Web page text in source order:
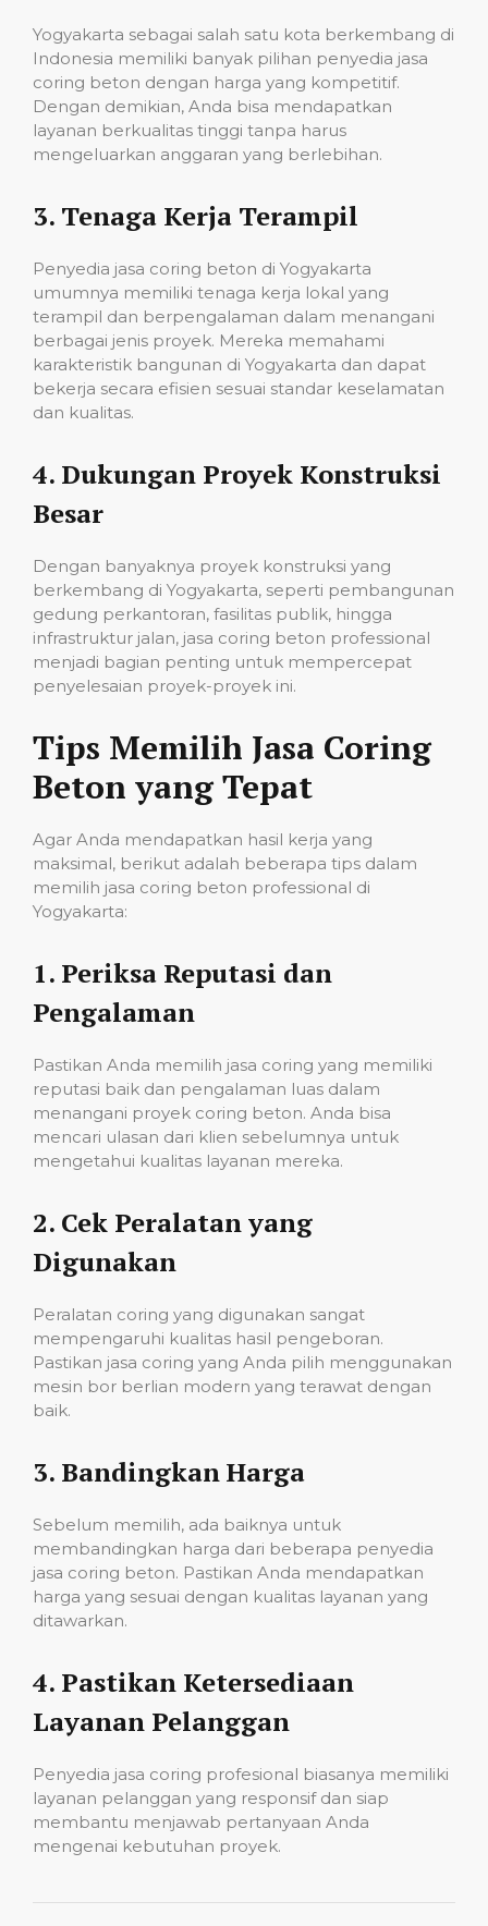
Yogyakarta sebagai salah satu kota berkembang di
Indonesia memiliki banyak pilihan penyedia jasa
coring beton dengan harga yang kompetitif.
Dengan demikian, Anda bisa mendapatkan
layanan berkualitas tinggi tanpa harus
mengeluarkan anggaran yang berlebihan.
3. Tenaga Kerja Terampil
Penyedia jasa coring beton di Yogyakarta
umumnya memiliki tenaga kerja lokal yang
terampil dan berpengalaman dalam menangani
berbagai jenis proyek. Mereka memahami
karakteristik bangunan di Yogyakarta dan dapat
bekerja secara efisien sesuai standar keselamatan
dan kualitas.
4. Dukungan Proyek Konstruksi
Besar
Dengan banyaknya proyek konstruksi yang
berkembang di Yogyakarta, seperti pembangunan
gedung perkantoran, fasilitas publik, hingga
infrastruktur jalan, jasa coring beton professional
menjadi bagian penting untuk mempercepat
penyelesaian proyek-proyek ini.
Tips Memilih Jasa Coring
Beton yang Tepat
Agar Anda mendapatkan hasil kerja yang
maksimal, berikut adalah beberapa tips dalam
memilih jasa coring beton professional di
Yogyakarta:
1. Periksa Reputasi dan
Pengalaman
Pastikan Anda memilih jasa coring yang memiliki
reputasi baik dan pengalaman luas dalam
menangani proyek coring beton. Anda bisa
mencari ulasan dari klien sebelumnya untuk
mengetahui kualitas layanan mereka.
2. Cek Peralatan yang
Digunakan
Peralatan coring yang digunakan sangat
mempengaruhi kualitas hasil pengeboran.
Pastikan jasa coring yang Anda pilih menggunakan
mesin bor berlian modern yang terawat dengan
baik.
3. Bandingkan Harga
Sebelum memilih, ada baiknya untuk
membandingkan harga dari beberapa penyedia
jasa coring beton. Pastikan Anda mendapatkan
harga yang sesuai dengan kualitas layanan yang
ditawarkan.
4. Pastikan Ketersediaan
Layanan Pelanggan
Penyedia jasa coring profesional biasanya memiliki
layanan pelanggan yang responsif dan siap
membantu menjawab pertanyaan Anda
mengenai kebutuhan proyek.